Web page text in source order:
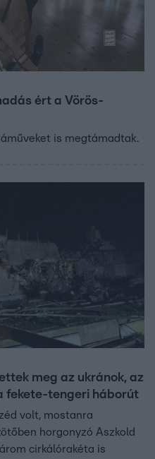
ért a Vörös-
is megtámadtak.
meg az ukránok, az
fekete-tengeri háborút
volt, mostanra
horgonyzó Aszkold
cirkálórakéta is